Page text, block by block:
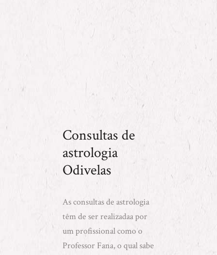
Consultas de
astrologia
Odivelas
As consultas de astrologia
têm de ser realizadaa por
um profissional como o
Professor Fana, o qual sabe